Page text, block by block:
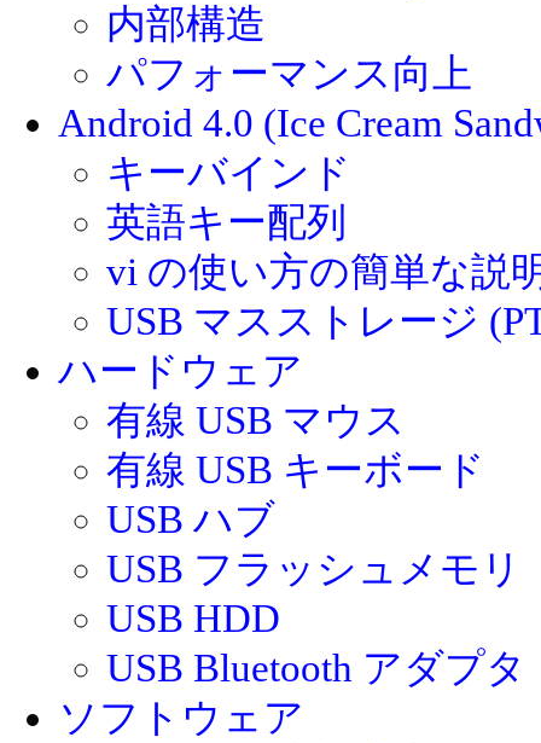
内部構造
パフォーマンス向上
Android 4.0 (Ice Cream
キーバインド
英語キー配列
vi の使い方の簡単な説
USB マスストレージ
ハードウェア
有線 USB マウス
有線 USB キーボード
USB ハブ
USB フラッシュメモリ
USB HDD
USB Bluetooth アダプタ
ソフトウェア